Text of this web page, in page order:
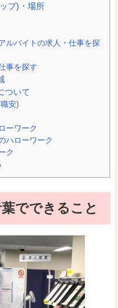
プ)・場所
ルバイトの求人・仕事を探
事を探す
ついて
安)
ーワーク
ハローワーク
ク
でできること